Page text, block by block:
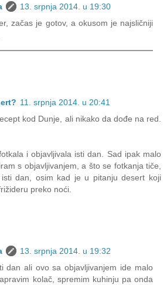
13. srpnja 2014. u 19:30
začas je gotov, a okusom je najsličniji
11. srpnja 2014. u 20:41
kod Dunje, ali nikako da dođe na red.
i objavljivala isti dan. Sad ipak malo
s objavljivanjem, a što se fotkanja tiče,
dan, osim kad je u pitanju desert koji
preko noći.
13. srpnja 2014. u 19:32
dan ali ovo sa objavljivanjem ide malo
kolač, spremim kuhinju pa onda